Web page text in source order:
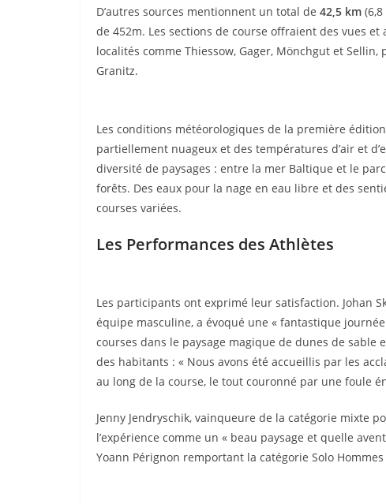
D’autres sources mentionnent un total de 42,5 km
de 452m. Les sections de course offraient des vues
localités comme Thiessow, Gager, Mönchgut et
Granitz.
Les conditions météorologiques de la première
partiellement nuageux et des températures d’air et
diversité de paysages : entre la mer Baltique et le
forêts. Des eaux pour la nage en eau libre et des
courses variées.
Les Performances des Athlètes
Les participants ont exprimé leur satisfaction. Johan
équipe masculine, a évoqué une « fantastique
courses dans le paysage magique de dunes de sable
des habitants : « Nous avons été accueillis par les
au long de la course, le tout couronné par une foule
Jenny Jendryschik, vainqueure de la catégorie mixte
l’expérience comme un « beau paysage et quelle
Yoann Pérignon remportant la catégorie Solo